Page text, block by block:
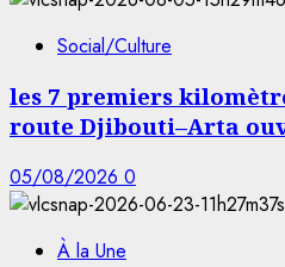
Social/Culture
les 7 premiers
route Djibouti–Arta
05/08/2026 0
À la Une